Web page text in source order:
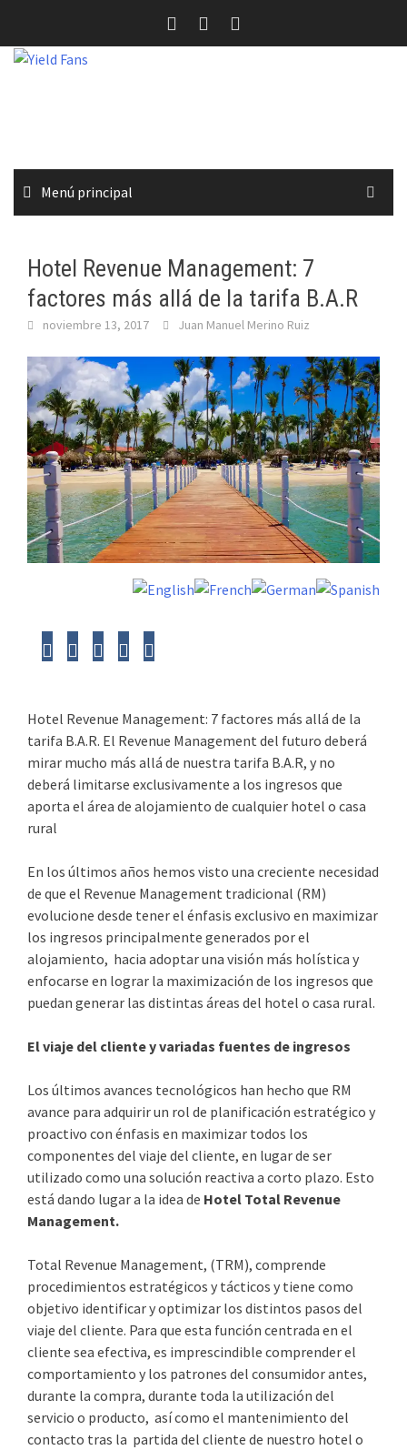
contenido
Menú principal
Hotel Revenue Management: 7
factores más allá de la tarifa B.A.R
noviembre 13, 2017 Juan Manuel Merino Ruiz
Hotel Revenue Management: 7 factores más allá de la
tarifa B.A.R. El Revenue Management del futuro deberá
mirar mucho más allá de nuestra tarifa B.A.R, y no
deberá limitarse exclusivamente a los ingresos que
aporta el área de alojamiento de cualquier hotel o casa
rural
En los últimos años hemos visto una creciente necesidad
de que el Revenue Management tradicional (RM)
evolucione desde tener el énfasis exclusivo en maximizar
los ingresos principalmente generados por el
alojamiento, hacia adoptar una visión más holística y
enfocarse en lograr la maximización de los ingresos que
puedan generar las distintas áreas del hotel o casa rural.
El viaje del cliente y variadas fuentes de ingresos
Los últimos avances tecnológicos han hecho que RM
avance para adquirir un rol de planificación estratégico y
proactivo con énfasis en maximizar todos los
componentes del viaje del cliente, en lugar de ser
utilizado como una solución reactiva a corto plazo. Esto
está dando lugar a la idea de Hotel Total Revenue
Management.
Total Revenue Management, (TRM), comprende
procedimientos estratégicos y tácticos y tiene como
objetivo identificar y optimizar los distintos pasos del
viaje del cliente. Para que esta función centrada en el
cliente sea efectiva, es imprescindible comprender el
comportamiento y los patrones del consumidor antes,
durante la compra, durante toda la utilización del
servicio o producto, así como el mantenimiento del
contacto tras la partida del cliente de nuestro hotel o